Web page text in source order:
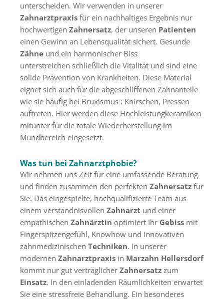
unterscheiden. Wir verwenden in unserer
Zahnarztpraxis für ein nachhaltiges Ergebnis nur
hochwertigen Zahnersatz, der unseren Patienten
einen Gewinn an Lebensqualität sichert. Gesunde
Zähne und ein harmonischer Biss
unterstreichen schließlich die Vitalität und sind eine
solide Prävention von Krankheiten. Diese Material
eignet sich auch für die abgeschliffenen Zahnanteile
wie sie häufig bei Bruxismus : Knirschen, Pressen
auftreten. Hier werden diese Hochleistungkeramiken
mitunter für die totale Wiederherstellung im
Mundbereich eingesetzt.
Was tun bei Zahnarztphobie?
Wir nehmen uns Zeit für eine umfassende Beratung
und finden zusammen den perfekten Zahnersatz für
Sie. Das eingespielte, hochqualifizierte Team aus
einem verständnisvollen Zahnarzt und einer
empathischen Zahnärztin optimiert Ihr Gebiss mit
Fingerspitzengefühl, Knowhow und innovativen
zahnmedizinischen Techniken. In unserer
modernen Zahnarztpraxis in Marzahn Hellersdorf
kommt nur gut verträglicher Zahnersatz zum
Einsatz. In den einladenden Räumlichkeiten erwartet
Sie eine stressfreie Behandlung. Ein besonderes